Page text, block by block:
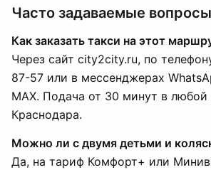
Часто задаваемые вопросы
Как заказать такси на этот
Через сайт city2city.ru, по
87-57 или в мессенджерах
MAX. Подача от 30 минут в любой
Краснодара.
Можно ли с двумя детьми и
Да, на тариф Комфорт+ или